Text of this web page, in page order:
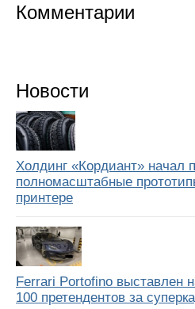
Комментарии
Новости
Холдинг «Кордиант» начал
полномасштабные
принтере
Ferrari Portofino выставлен
100 претендентов за